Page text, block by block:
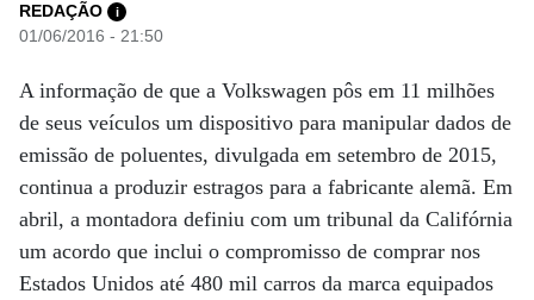
REDAÇÃO i
01/06/2016 - 21:50
A informação de que a Volkswagen pôs em 11 milhões
de seus veículos um dispositivo para manipular dados de
emissão de poluentes, divulgada em setembro de 2015,
continua a produzir estragos para a fabricante alemã. Em
abril, a montadora definiu com um tribunal da Califórnia
um acordo que inclui o compromisso de comprar nos
Estados Unidos até 480 mil carros da marca equipados